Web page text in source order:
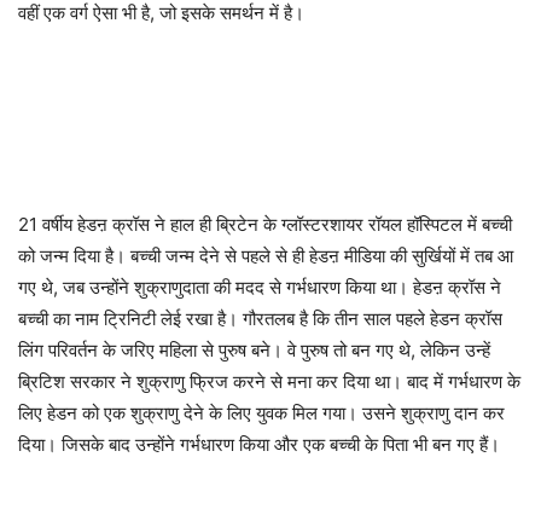
वहीं एक वर्ग ऐसा भी है, जो इसके समर्थन में है।
21 वर्षीय हेडऩ क्रॉस ने हाल ही ब्रिटेन के ग्लॉस्टरशायर रॉयल हॉस्पिटल में बच्ची
को जन्म दिया है। बच्ची जन्म देने से पहले से ही हेडऩ मीडिया की सुर्खियों में तब आ
गए थे, जब उन्होंने शुक्राणुदाता की मदद से गर्भधारण किया था। हेडऩ क्रॉस ने
बच्ची का नाम ट्रिनिटी लेई रखा है। गौरतलब है कि तीन साल पहले हेडन क्रॉस
लिंग परिवर्तन के जरिए महिला से पुरुष बने। वे पुरुष तो बन गए थे, लेकिन उन्हें
ब्रिटिश सरकार ने शुक्राणु फ्रिज करने से मना कर दिया था। बाद में गर्भधारण के
लिए हेडन को एक शुक्राणु देने के लिए युवक मिल गया। उसने शुक्राणु दान कर
दिया। जिसके बाद उन्होंने गर्भधारण किया और एक बच्ची के पिता भी बन गए हैं।